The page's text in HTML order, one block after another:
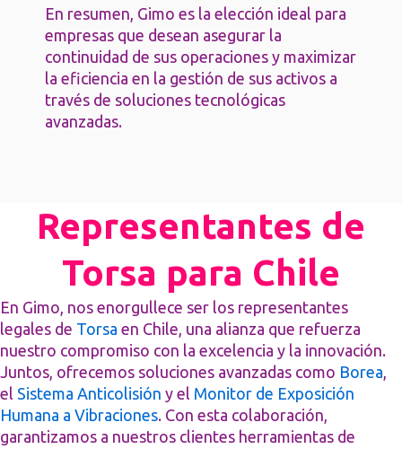
En resumen, Gimo es la elección ideal para
empresas que desean asegurar la
continuidad de sus operaciones y maximizar
la eficiencia en la gestión de sus activos a
través de soluciones tecnológicas
avanzadas.
Representantes de
Torsa para Chile
En Gimo, nos enorgullece ser los representantes
legales de Torsa en Chile, una alianza que refuerza
nuestro compromiso con la excelencia y la innovación.
Juntos, ofrecemos soluciones avanzadas como Borea,
el Sistema Anticolisión y el Monitor de Exposición
Humana a Vibraciones. Con esta colaboración,
garantizamos a nuestros clientes herramientas de